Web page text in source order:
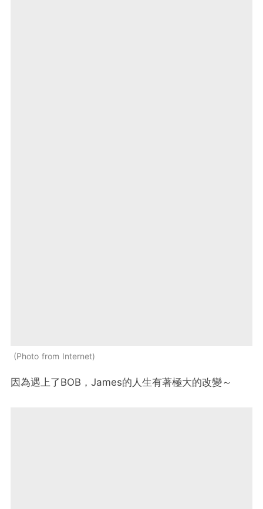
Photo from Internet
因為遇上了BOB，James的人生有著極大的改變～